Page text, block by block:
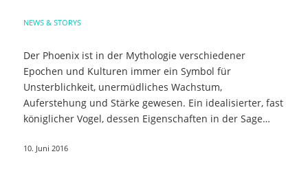
NEWS & STORYS
Der Phoenix ist in der Mythologie verschiedener
Epochen und Kulturen immer ein Symbol für
Unsterblichkeit, unermüdliches Wachstum,
Auferstehung und Stärke gewesen. Ein idealisierter, fast
königlicher Vogel, dessen Eigenschaften in der Sage…
10. Juni 2016